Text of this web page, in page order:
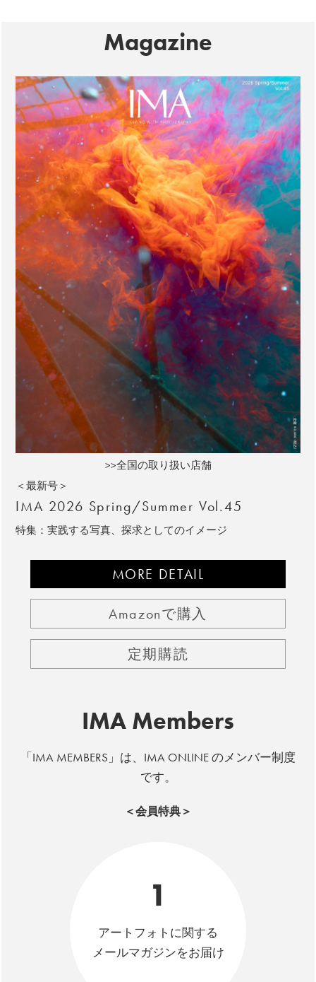
Magazine
>>全国の取り扱い店舗
＜最新号＞
IMA 2026 Spring/Summer Vol.45
特集：実践する写真、探求としてのイメージ
MORE DETAIL
Amazonで購入
定期購読
IMA Members
「IMA MEMBERS」は、IMA ONLINE のメンバー制度
です。
＜会員特典＞
1
アートフォトに関する
メールマガジンをお届け